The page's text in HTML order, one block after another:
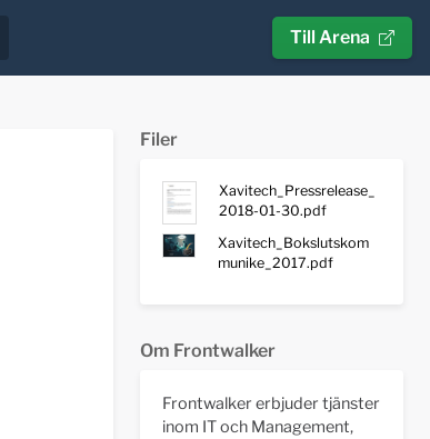
Till Arena
Filer
Xavitech_Pressrelease_
2018-01-30.pdf
Xavitech_Bokslutskom
munike_2017.pdf
Om Frontwalker
Frontwalker erbjuder tjänster
inom IT och Management,